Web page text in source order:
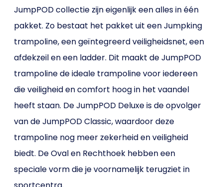
JumpPOD collectie zijn eigenlijk een alles in één
pakket. Zo bestaat het pakket uit een Jumpking
trampoline, een geïntegreerd veiligheidsnet, een
afdekzeil en een ladder. Dit maakt de JumpPOD
trampoline de ideale trampoline voor iedereen
die veiligheid en comfort hoog in het vaandel
heeft staan. De JumpPOD Deluxe is de opvolger
van de JumpPOD Classic, waardoor deze
trampoline nog meer zekerheid en veiligheid
biedt. De Oval en Rechthoek hebben een
speciale vorm die je voornamelijk terugziet in